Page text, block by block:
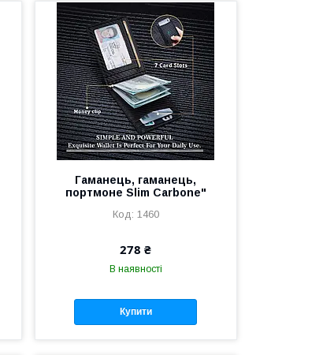
Гаманець, гаманець,
портмоне Slim Carbone"
1460
278 ₴
В наявності
Купити